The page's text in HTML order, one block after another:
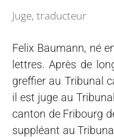
Juge, traducteur
Felix Baumann, né
lettres. Après de
greffier au Tribunal
il est juge au
canton de Fribourg
suppléant au